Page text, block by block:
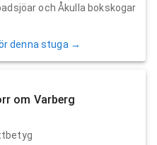
och Åkulla bokskogar
denna stuga →
om Varberg